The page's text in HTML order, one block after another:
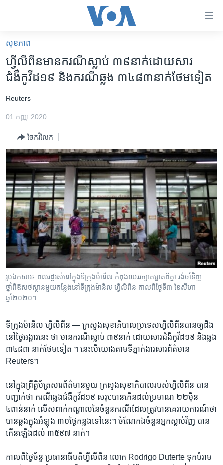
គេហទំព័រ​
ទាក់ទង
រំលង​
និង​
ទំព័រ​
ម្តង
រំលង​
និង​
ចូល​
ទៅ​
ទំព័រ​
រចនា
សម្ព័ន្ធ​
រំលង​
ទៅ​
កាន់​
ស្វែង​
អន្តរជាតិ
អាមេរិក
ហេឡូវីអូអេ
កម្ពុជាច្នៃប្រតិដ្ឋ
ព្រឹត្តិការណ៍ព័ត៌មាន
ទូរទស្សន៍ / វីដេអូ​
វិទ្យុ / ផតខាសថ៍
កម្មវិធីទាំងអស់
Khmer English
បណ្តាញ​សង្គម
សុខភាព
ហ្វីលីពីនមានករណីស្លាប់ ​៣៩​នាក់ដោយសារ
ជំងឺកូវីដ១៩​ និងករណីឆ្លង ៣៤៨៣​នាក់​ថែមទៀត
​Reuters
01 កញ្ញា 2020
ចែករំលែក
រូបឯកសារ៖ ពលរដ្ឋរស់នៅក្នុងទីក្រុងម៉ានីល កំពុងឈររក្សាគម្លាតពីគ្នា រង់ចាំទិញ
ថ្នាំពីឱសថស្ថានមួយកន្លែងនៅទីក្រុងម៉ានីល ហ្វីលីពីន កាលពីថ្ងៃទី៣ ខែសីហា
ឆ្នាំ២០២០។
ទីក្រុងម៉ានីល ហ្វីលីពីន — ក្រសួង​សុខាភិបាល​ប្រទេស​ហ្វីលីពីន​បាន​ឲ្យ​ដឹង​
នៅ​ថ្ងៃ​អង្គារ​នេះ​ ថា មាន​ករណី​ស្លាប់​ ៣៩នាក់ ​ដោយ​សារជំងឺ​កូវីដ​១៩ និងឆ្លង
៣៤៨៣​ នាក់ថែមទៀត ។ នេះ​បើ​យោង​តាម​ទីភ្នាក់ងារ​សារព័ត៌មាន​
Reuters។
នៅ​ក្នុង​ព្រឹត្តិប័ត្រ​សារព័ត៌មាន​មួយ ក្រសួង​សុខាភិបាល​របស់​ហ្វីលីពីន​ បាន​
បញ្ជាក់​ថា ករណី​ឆ្លង​ជំងឺ​កូវីដ​១៩ សរុបបាន​កើន​ដល់ប្រមាណ ២២ម៉ឺន
៤ពាន់នាក់ លើស​ពាក់​កណ្ដាល​នៃ​ចំនួន​ករណី​ដែល​ត្រូវ​បាន​គេ​រាយការណ៍​ថា​
បាន​ឆ្លង​ក្នុង​អំឡុង ៣០ថ្ងៃកន្លង​ទៅ​នេះ។ ចំណែក​ឯចំនួន​អ្នក​ស្លាប់​វិញ បាន​
កើន​ឡើង​ដល់ ៣៥៩៧ នាក់។
​កាល​ពី​ថ្ងៃច័ន្ទ​ ប្រធានាធីបតីហ្វីលីពីន លោក Rodrigo Duterte ទុក​បំរាម​